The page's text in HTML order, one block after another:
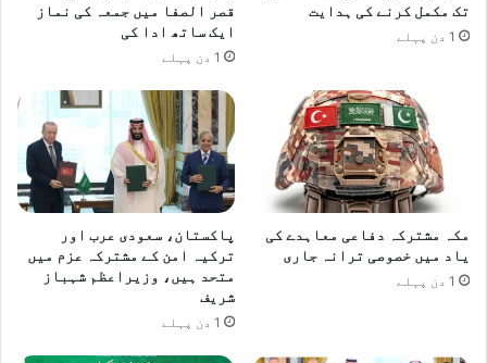
تک مکمل کرنے کی ہدایت
1 دن پہلے
قصر الصفا میں جمعہ کی نماز
ایک ساتھ ادا کی
1 دن پہلے
مکہ مشترکہ دفاعی معاہدے کی
یاد میں خصوصی ترانہ جاری
1 دن پہلے
پاکستان، سعودی عرب اور
ترکیہ امن کے مشترکہ عزم میں
متحد ہیں، وزیراعظم شہباز
شریف
1 دن پہلے